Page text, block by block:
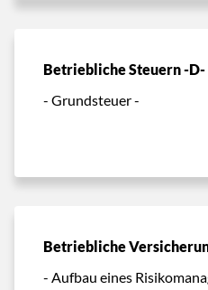
Betriebliche Steuern -D-
- Grundsteuer -
Betriebliche
- Aufbau eines